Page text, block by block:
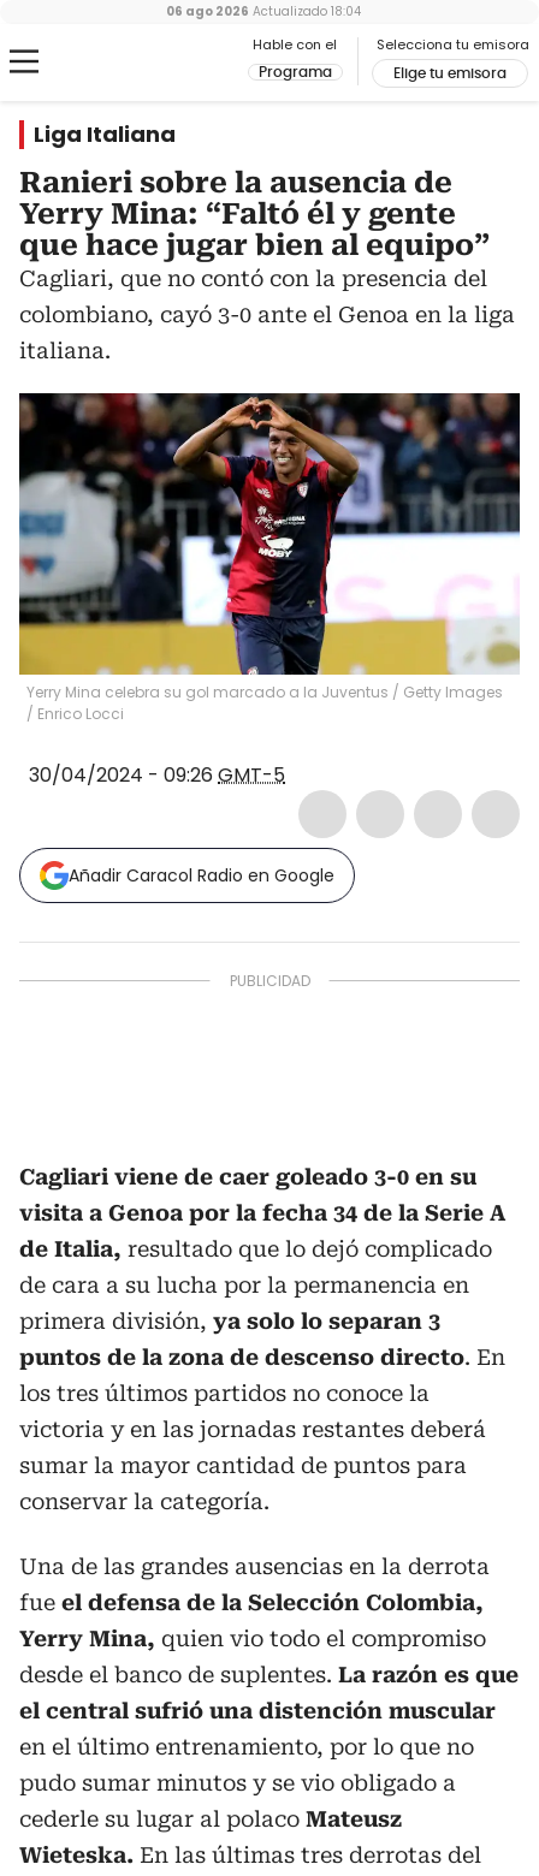
Hable con el
Programa
Selecciona tu emisora
Elige tu emisora
06 ago 2026 Actualizado 18:04
Liga Italiana
Ranieri sobre la ausencia de
Yerry Mina: “Faltó él y gente
que hace jugar bien al equipo”
Cagliari, que no contó con la presencia del
colombiano, cayó 3-0 ante el Genoa en la liga
italiana.
Yerry Mina celebra su gol marcado a la Juventus / Getty Images
/ Enrico Locci
30/04/2024 - 09:26 GMT-5
Añadir Caracol Radio en Google
Cagliari viene de caer goleado 3-0 en su
visita a Genoa por la fecha 34 de la Serie A
de Italia, resultado que lo dejó complicado
de cara a su lucha por la permanencia en
primera división, ya solo lo separan 3
puntos de la zona de descenso directo. En
los tres últimos partidos no conoce la
victoria y en las jornadas restantes deberá
sumar la mayor cantidad de puntos para
conservar la categoría.
Una de las grandes ausencias en la derrota
fue el defensa de la Selección Colombia,
Yerry Mina, quien vio todo el compromiso
desde el banco de suplentes. La razón es que
el central sufrió una distención muscular
en el último entrenamiento, por lo que no
pudo sumar minutos y se vio obligado a
cederle su lugar al polaco Mateusz
Wieteska. En las últimas tres derrotas del